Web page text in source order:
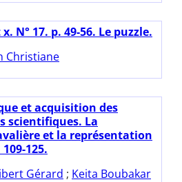
N° 17. p. 49-56. Le puzzle.
Christiane
et acquisition des
scientifiques. La
et la représentation
125.
Gérard ; Keita Boubakar